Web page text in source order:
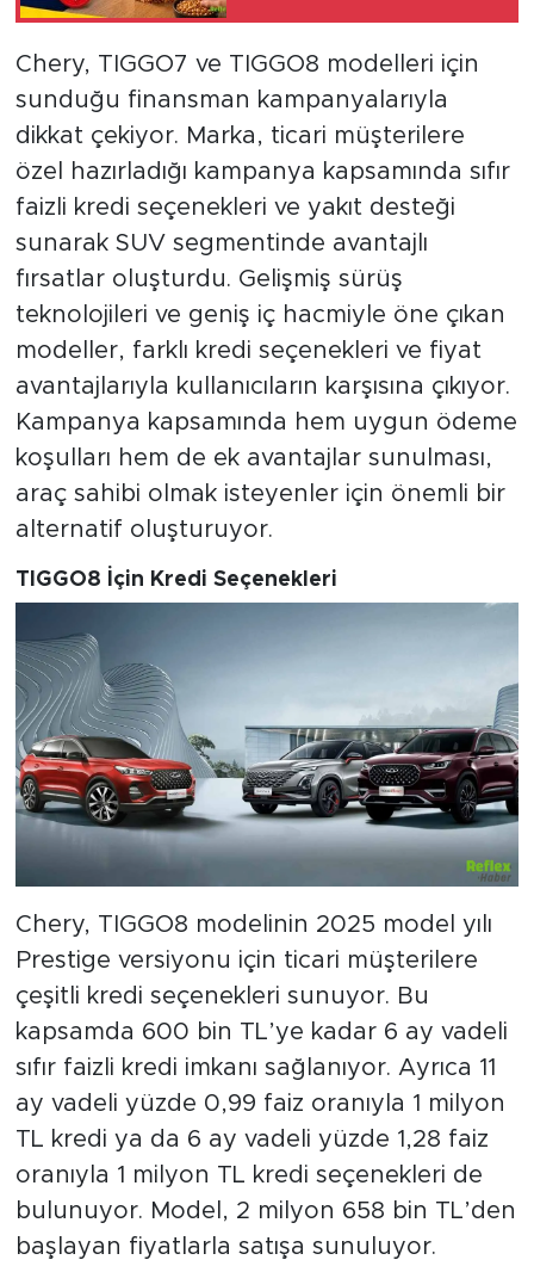
Chery, TIGGO7 ve TIGGO8 modelleri için
sunduğu finansman kampanyalarıyla
dikkat çekiyor. Marka, ticari müşterilere
özel hazırladığı kampanya kapsamında sıfır
faizli kredi seçenekleri ve yakıt desteği
sunarak SUV segmentinde avantajlı
fırsatlar oluşturdu. Gelişmiş sürüş
teknolojileri ve geniş iç hacmiyle öne çıkan
modeller, farklı kredi seçenekleri ve fiyat
avantajlarıyla kullanıcıların karşısına çıkıyor.
Kampanya kapsamında hem uygun ödeme
koşulları hem de ek avantajlar sunulması,
araç sahibi olmak isteyenler için önemli bir
alternatif oluşturuyor.
TIGGO8 İçin Kredi Seçenekleri
Chery, TIGGO8 modelinin 2025 model yılı
Prestige versiyonu için ticari müşterilere
çeşitli kredi seçenekleri sunuyor. Bu
kapsamda 600 bin TL’ye kadar 6 ay vadeli
sıfır faizli kredi imkanı sağlanıyor. Ayrıca 11
ay vadeli yüzde 0,99 faiz oranıyla 1 milyon
TL kredi ya da 6 ay vadeli yüzde 1,28 faiz
oranıyla 1 milyon TL kredi seçenekleri de
bulunuyor. Model, 2 milyon 658 bin TL’den
başlayan fiyatlarla satışa sunuluyor.